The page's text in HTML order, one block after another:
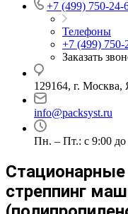
+7 (499) 750-24-
Телефоны
+7 (499) 750-
Заказать
129164, г. Москва,
info@packsyst.ru
Пн. – Пт.: с 9:00 до
стреппинг